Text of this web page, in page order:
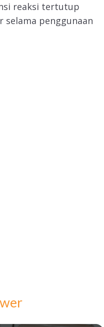
reaksi tertutup
penggunaan